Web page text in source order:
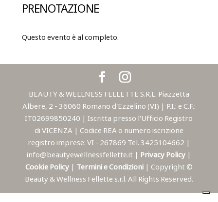
PRENOTAZIONE
Questo evento è al completo.
BEAUTY & WELLNESS FELLETTE S.R.L. Piazzetta
Albere, 2 - 36060 Romano d'Ezzelino (VI) | P.I.: e C.F.:
IT02699850240 | Iscritta presso l'Ufficio Registro
di VICENZA | Codice REA o numero iscrizione
registro imprese: VI - 267869 Tel. 3425104662 |
info@beautyewellnessfellette.it | Privacy Policy |
Cookie Policy | Termini e Condizioni | Copyright ©
Beauty & Wellness Fellette s.r.l. All Rights Reserved.